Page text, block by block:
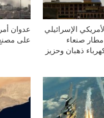
الإسرائيلي
صنعاء
ذهبان وحزيز
عدوان
على